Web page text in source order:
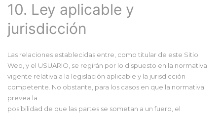
10. Ley aplicable y
jurisdicción
Las relaciones establecidas entre, como titular de este Sitio
Web, y el USUARIO, se regirán por lo dispuesto en la normativa
vigente relativa a la legislación aplicable y la jurisdicción
competente. No obstante, para los casos en que la normativa
prevea la
posibilidad de que las partes se sometan a un fuero, el